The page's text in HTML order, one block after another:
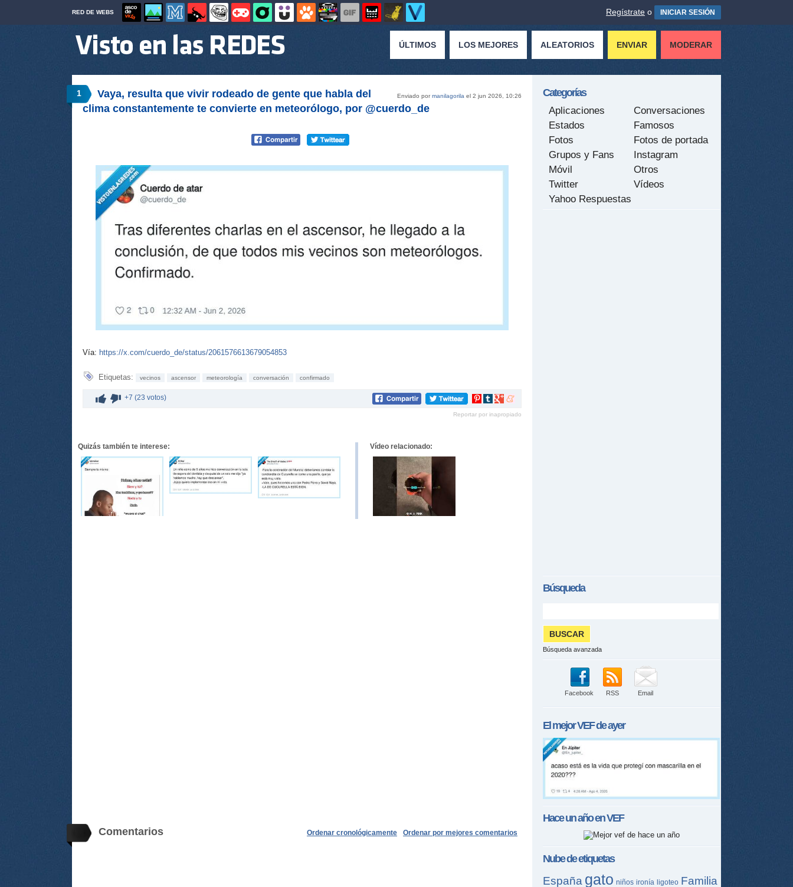
RED DE WEBS Regístrate o INICIAR SESIÓN
ÚLTIMOS LOS MEJORES ALEATORIOS ENVIAR MODERAR
1 Enviado pormanilagorila el 2 jun 2026, 10:26
Vaya, resulta que vivir rodeado de gente que habla del
clima constantemente te convierte en meteorólogo, por @cuerdo_de
Vía: https://x.com/cuerdo_de/status/2061576613679054853
Etiquetas: vecinos ascensor meteorología conversación confirmado
+7 (23 votos)
Compartir
Pinterest
Compartir
tumblr
Compartir
Google+
Compartir
meneame
Reportar por inapropiado
Quizás también te interese: Vídeo relacionado:
Comentarios Ordenar por mejores comentarios
Ordenar cronológicamente
Categorías
Aplicaciones
Conversaciones
Estados
Famosos
Fotos
Fotos de portada
Grupos y Fans
Instagram
Móvil
Otros
Twitter
Vídeos
Yahoo Respuestas
Búsqueda
Búsqueda avanzada
Facebook RSS Email
El mejorVEFde ayer
Hace un año enVEF
Nube de etiquetas
España gato niños ironía ligoteo Familia